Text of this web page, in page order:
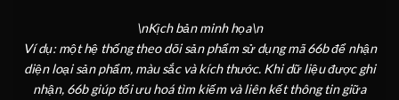
\nKịch bản minh họa\n
Ví dụ: một hệ thống theo dõi sản phẩm sử dụng mã 66b để nhận
diện loại sản phẩm, màu sắc và kích thước. Khi dữ liệu được ghi
nhận, 66b giúp tối ưu hoá tìm kiếm và liên kết thông tin giữa